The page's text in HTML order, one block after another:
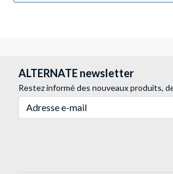
ALTERNATE newsletter
Restez informé des nouveaux produits,